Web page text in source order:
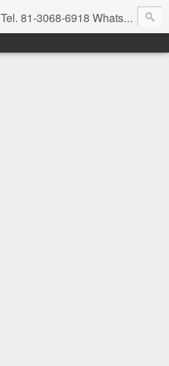
Tel. 81-3068-6918 WhatsApp 81-2636-2823 / 33-1145-3780 cotizacionregioprotectores@gmail.com / regioprotectores@gmail.com https://www.facebook.com/RegioProtectores/